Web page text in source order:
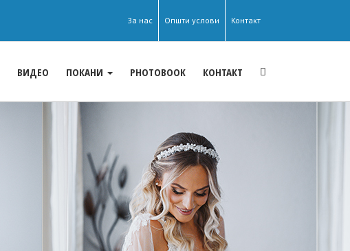
За нас Општи услови Контакт
ВИДЕО ПОКАНИ PHOTOBOOK КОНТАКТ